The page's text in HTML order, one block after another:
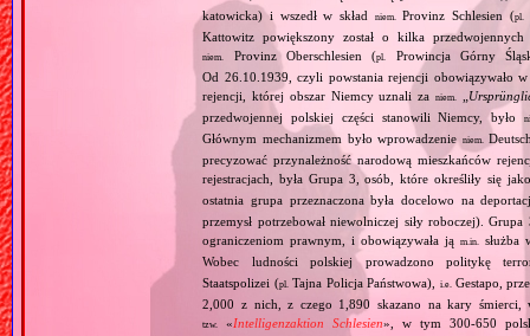
katowicka) i wszedł w skład
niem. Provinz Schlesien (pl.
Kattowitz powiększony został o kilka
niem. Provinz Oberschlesien (pl.
Prowincja Górny
Od 26.10.1939, czyli powstania rejencji obowiązywało
rejencji, której obszar Niemcy uznali za niem.
przedwojennej polskiej części stanowili Niemcy, było
Głównym mechanizmem było wprowadzenie niem.
precyzować przynależność narodową mieszkańców
rejestracjach, była Grupa 3, osób, które określiły się
ostatnia grupa przeznaczona była docelowo na
przemysł potrzebował niewolniczej siły roboczej).
ograniczeniom prawnym, i obowiązywała jąm.in. służba
Wobec ludności polskiej prowadzono politykę
Staatspolizei (pl. Tajna Policja Państwowa), i.e. Gestapo,
2,000 z nich, z czego 1,890 skazano na kary śmierci,
tzw. «Intelligenzaktion Schlesien», w tym 300‐650